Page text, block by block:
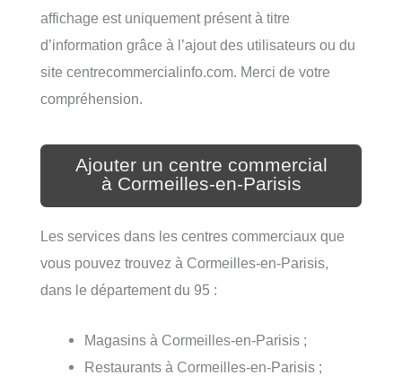
affichage est uniquement présent à titre
d’information grâce à l’ajout des utilisateurs ou du
site centrecommercialinfo.com. Merci de votre
compréhension.
Ajouter un centre commercial
à Cormeilles-en-Parisis
Les services dans les centres commerciaux que
vous pouvez trouvez à Cormeilles-en-Parisis,
dans le département du 95 :
Magasins à Cormeilles-en-Parisis ;
Restaurants à Cormeilles-en-Parisis ;